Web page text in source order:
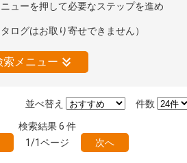
ューを押して必要なステップを進め
ログはお取り寄せできません）
索メニュー
絞り込みの解除
件数
並べ替え
検索結果6 件
1/1ページ 次へ